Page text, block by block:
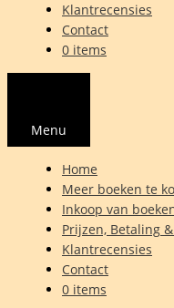
Klantrecensies
Contact
0 items
Menu
Home
Meer boeken te
Inkoop van
Prijzen, Betaling
Klantrecensies
Contact
0 items